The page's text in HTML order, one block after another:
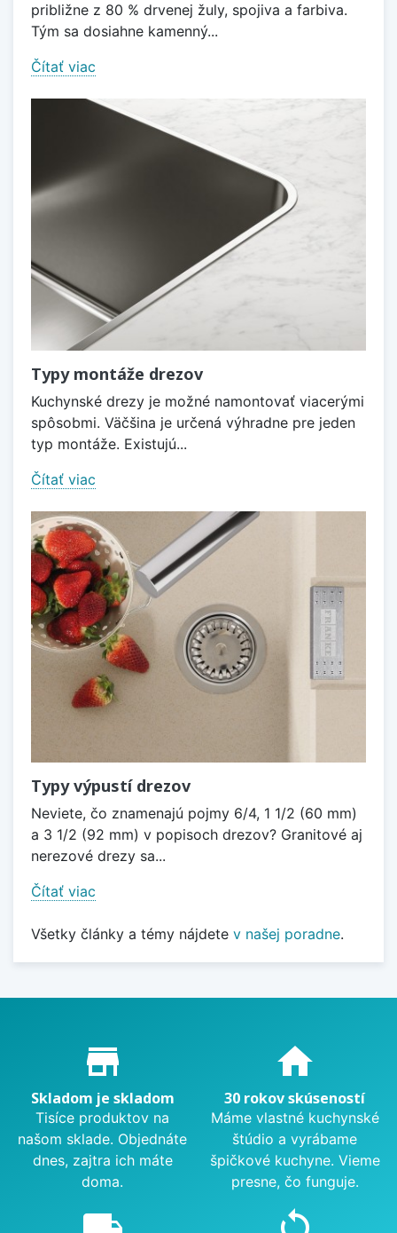
približne z 80 % drvenej žuly, spojiva a farbiva.
Tým sa dosiahne kamenný...
Čítať viac
Typy montáže drezov
Kuchynské drezy je možné namontovať viacerými
spôsobmi. Väčšina je určená výhradne pre jeden
typ montáže. Existujú...
Čítať viac
Typy výpustí drezov
Neviete, čo znamenajú pojmy 6/4, 1 1/2 (60 mm)
a 3 1/2 (92 mm) v popisoch drezov? Granitové aj
nerezové drezy sa...
Čítať viac
Všetky články a témy nájdete v našej poradne.
Proč nakupovat u nás?
store_mall_directory
Skladom je skladom
Tisíce produktov na
našom sklade. Objednáte
dnes, zajtra ich máte
doma.
home
30 rokov skúseností
Máme vlastné kuchynské
štúdio a vyrábame
špičkové kuchyne. Vieme
presne, čo funguje.